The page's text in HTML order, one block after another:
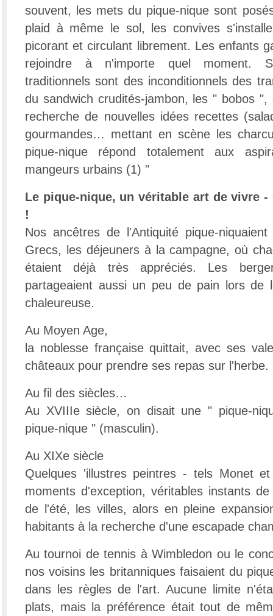
souvent, les mets du pique-nique sont
plaid à même le sol, les convives
picorant et circulant librement. Les enfants
rejoindre à n'importe quel moment.
traditionnels sont des inconditionnels des
du sandwich crudités-jambon, les " bobos
recherche de nouvelles idées recettes
gourmandes… mettant en scène les
pique-nique répond totalement aux
mangeurs urbains (1) "
Le pique-nique, un véritable art de vivre
!
Nos ancêtres de l'Antiquité pique-
Grecs, les déjeuners à la campagne, où
étaient déjà très appréciés. Les
partageaient aussi un peu de pain lors de
chaleureuse.
Au Moyen Age,
la noblesse française quittait, avec ses
châteaux pour prendre ses repas sur l'herbe.
Au fil des siècles…
Au XVIIIe siècle, on disait une " pique-
pique-nique " (masculin).
Au XIXe siècle
Quelques 'illustres peintres - tels Monet
moments d'exception, véritables instants
de l'été, les villes, alors en pleine
habitants à la recherche d'une escapade
Au tournoi de tennis à Wimbledon ou le
nos voisins les britanniques faisaient du
dans les règles de l'art. Aucune limite
plats, mais la préférence était tout de